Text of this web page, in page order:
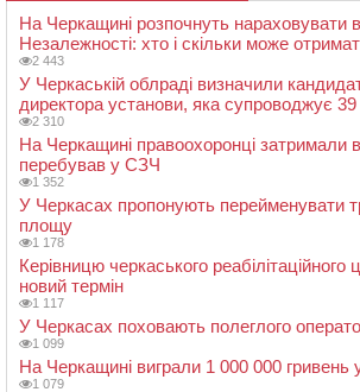
На Черкащині розпочнуть нараховувати
Незалежності: хто і скільки може
2 443
У Черкаській облраді визначили
директора установи, яка супроводжує 39
2 310
На Черкащині правоохоронці затримали
перебував у СЗЧ
1 352
У Черкасах пропонують перейменувати
площу
1 178
Керівницю черкаського
новий термін
1 117
У Черкасах поховають полеглого
1 099
На Черкащині виграли 1 000 000 гривень
1 079